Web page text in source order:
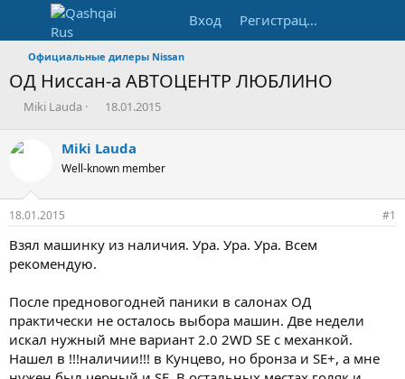
Вход Регистрация
Официальные дилеры Nissan
ОД Ниссан-а АВТОЦЕНТР ЛЮБЛИНО
А
о
е
м
Miki Lauda
Д
а
н
ч
а
18.01.2015
Miki Lauda
Well-known member
18.01.2015 #1
Взял машинку из наличия. Ура. Ура. Ура. Всем
рекомендую.
После предновогодней паники в салонах ОД
практически не осталось выбора машин. Две недели
искал нужный мне вариант 2.0 2WD SE с механкой.
Нашел в !!!наличии!!! в Кунцево, но бронза и SE+, а мне